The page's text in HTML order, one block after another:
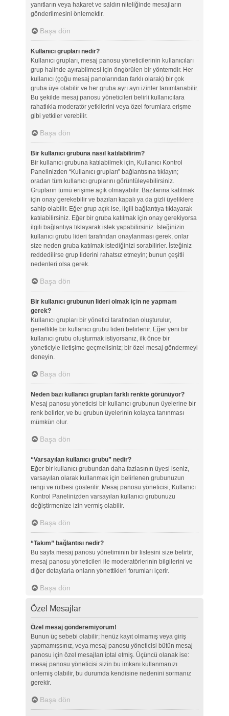
yanıtların veya hakaret ve saldırı niteliğinde mesajların
gönderilmesini önlemektir.
Başa dön
Kullanıcı grupları nedir?
Kullanıcı grupları, mesaj panosu yöneticilerinin kullanıcıları
grup halinde ayırabilmesi için öngörülen bir yöntemdir. Her
kullanıcı (çoğu mesaj panolarından farklı olarak) bir çok
gruba üye olabilir ve her gruba ayrı ayrı izinler tanımlanabilir.
Bu şekilde mesaj panosu yöneticileri belirli kullanıcılara
rahatlıkla moderatör yetkilerini veya özel forumlara erişme
gibi yetkiler verebilir.
Başa dön
Bir kullanıcı grubuna nasıl katılabilirim?
Bir kullanıcı grubuna katılabilmek için, Kullanıcı Kontrol
Panelinizden “Kullanıcı grupları” bağlantısına tıklayın;
oradan tüm kullanıcı gruplarını görüntüleyebilirsiniz.
Grupların tümü erişime açık olmayabilir. Bazılarına katılmak
için onay gerekebilir ve bazıları kapalı ya da gizli üyeliklere
sahip olabilir. Eğer grup açık ise, ilgili bağlantıya tıklayarak
katılabilirsiniz. Eğer bir gruba katılmak için onay gerekiyorsa
ilgili bağlantıya tıklayarak istek yapabilirsiniz. İsteğinizin
kullanıcı grubu lideri tarafından onaylanması gerek, onlar
size neden gruba katılmak istediğinizi sorabilirler. İsteğiniz
reddedilirse grup liderini rahatsız etmeyin; bunun çeşitli
nedenleri olsa gerek.
Başa dön
Bir kullanıcı grubunun lideri olmak için ne yapmam
gerek?
Kullanıcı grupları bir yönetici tarafından oluşturulur,
genellikle bir kullanıcı grubu lideri belirlenir. Eğer yeni bir
kullanıcı grubu oluşturmak istiyorsanız, ilk önce bir
yöneticiyle iletişime geçmelisiniz; bir özel mesaj göndermeyi
deneyin.
Başa dön
Neden bazı kullanıcı grupları farklı renkte görünüyor?
Mesaj panosu yöneticisi bir kullanıcı grubunun üyelerine bir
renk belirler, ve bu grubun üyelerinin kolayca tanınması
mümkün olur.
Başa dön
“Varsayılan kullanıcı grubu” nedir?
Eğer bir kullanıcı grubundan daha fazlasının üyesi iseniz,
varsayılan olarak kullanmak için belirlenen grubunuzun
rengi ve rütbesi gösterilir. Mesaj panosu yöneticisi, Kullanıcı
Kontrol Panelinizden varsayılan kullanıcı grubunuzu
değiştirmenize izin vermiş olabilir.
Başa dön
“Takım” bağlantısı nedir?
Bu sayfa mesaj panosu yönetiminin bir listesini size belirtir,
mesaj panosu yöneticileri ile moderatörlerinin bilgilerini ve
diğer detaylarla onların yönettikleri forumları içerir.
Başa dön
Özel Mesajlar
Özel mesaj gönderemiyorum!
Bunun üç sebebi olabilir; henüz kayıt olmamış veya giriş
yapmamışsınız, veya mesaj panosu yöneticisi bütün mesaj
panosu için özel mesajları iptal etmiş. Üçüncü olanak ise:
mesaj panosu yöneticisi sizin bu imkanı kullanmanızı
önlemiş olabilir, bu durumda kendisine nedenini sormanız
gerekir.
Başa dön